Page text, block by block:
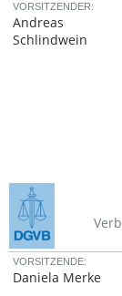
VORSITZENDER:
Andreas
Schlindwein
VORSITZENDE:
Daniela Merke